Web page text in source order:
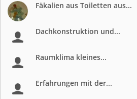
Fäkalien aus Toiletten aus...
Dachkonstruktion und...
Raumklima kleines...
Erfahrungen mit der...